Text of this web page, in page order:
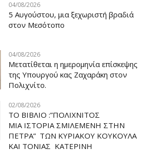
04/08/2026
5 Αυγούστου, μια ξεχωριστή βραδιά
στον Μεσότοπο
04/08/2026
Μετατίθεται η ημερομηνία επίσκεψης
της Υπουργού κας Ζαχαράκη στον
Πολιχνίτο.
02/08/2026
ΤΟ ΒΙΒΛΙΟ :”ΠΟΛΙΧΝΙΤΟΣ
ΜΙΑ ΙΣΤΟΡΙΑ ΣΜΙΛΕΜΕΝΗ ΣΤΗΝ
ΠΕΤΡΑ” ΤΩΝ ΚΥΡΙΑΚΟΥ ΚΟΥΚΟΥΛΑ
ΚΑΙ ΤΟΝΙΑΣ ΚΑΤΕΡΙΝΗ